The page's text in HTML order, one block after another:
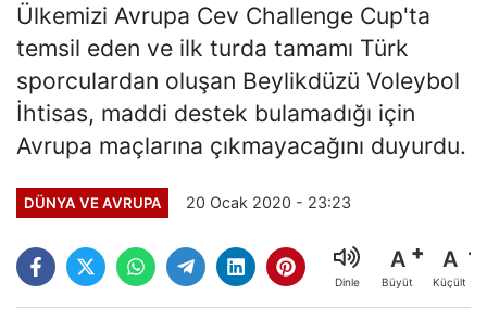
Ülkemizi Avrupa Cev Challenge Cup'ta
temsil eden ve ilk turda tamamı Türk
sporculardan oluşan Beylikdüzü Voleybol
İhtisas, maddi destek bulamadığı için
Avrupa maçlarına çıkmayacağını duyurdu.
DÜNYA VE AVRUPA 20 Ocak 2020 - 23:23
Dinle
A
Büyüt
A
Küçült